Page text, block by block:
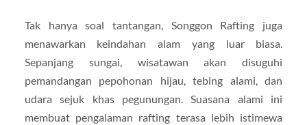
Tak hanya soal tantangan, Songgon Rafting juga
menawarkan keindahan alam yang luar biasa.
Sepanjang sungai, wisatawan akan disuguhi
pemandangan pepohonan hijau, tebing alami, dan
udara sejuk khas pegunungan. Suasana alami ini
membuat pengalaman rafting terasa lebih istimewa